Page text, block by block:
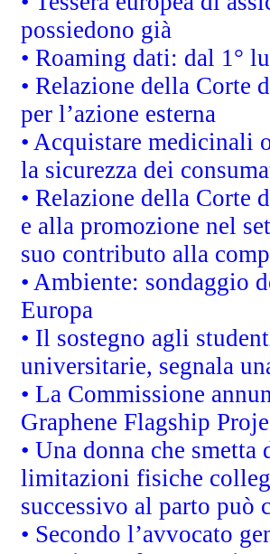
possiedono già
• Roaming dati: dal 1°
• Relazione della Corte
per l’azione esterna
• Acquistare medicinali
la sicurezza dei
• Relazione della Corte
e alla promozione nel
suo contributo alla
• Ambiente: sondaggio
Europa
• Il sostegno agli
universitarie, segnala
• La Commissione
Graphene Flagship
• Una donna che
limitazioni fisiche
successivo al parto può
• Secondo l’avvocato